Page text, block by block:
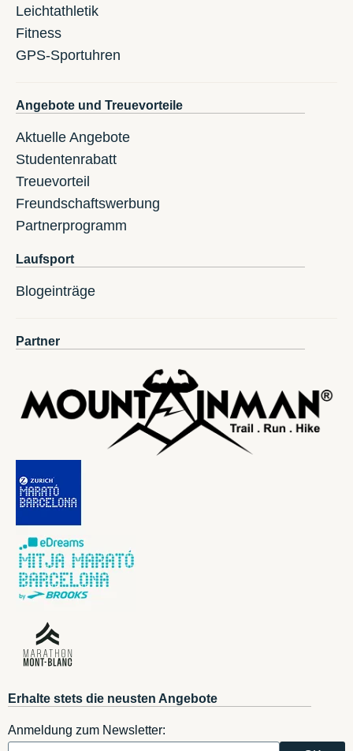
Leichtathletik
Fitness
GPS-Sportuhren
Angebote und Treuevorteile
Aktuelle Angebote
Studentenrabatt
Treuevorteil
Freundschaftswerbung
Partnerprogramm
Laufsport
Blogeinträge
Partner
Erhalte stets die neusten Angebote
Anmeldung zum Newsletter: